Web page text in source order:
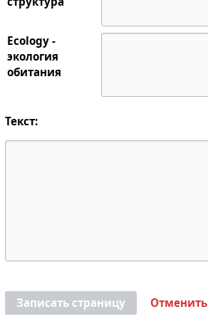
Ecology -
экология
обитания
Текст:
Записать страницу Отменить